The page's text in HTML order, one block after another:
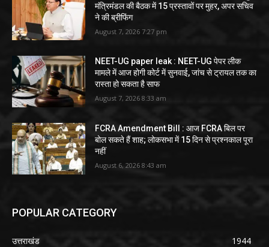
मंत्रिमंडल की बैठक में 15 प्रस्तावों पर मुहर, अपर सचिव
ने की ब्रीफिंग
August 7, 2026 7:27 pm
NEET-UG paper leak : NEET-UG पेपर लीक
मामले में आज होगी कोर्ट में सुनवाई, जांच से ट्रायल तक का
रास्ता हो सकता है साफ
August 7, 2026 8:33 am
FCRA Amendment Bill : आज FCRA बिल पर
बोल सकते हैं शाह; लोकसभा में 15 दिन से प्रश्नकाल पूरा
नहीं
August 6, 2026 8:43 am
POPULAR CATEGORY
उत्तराखंड
1944